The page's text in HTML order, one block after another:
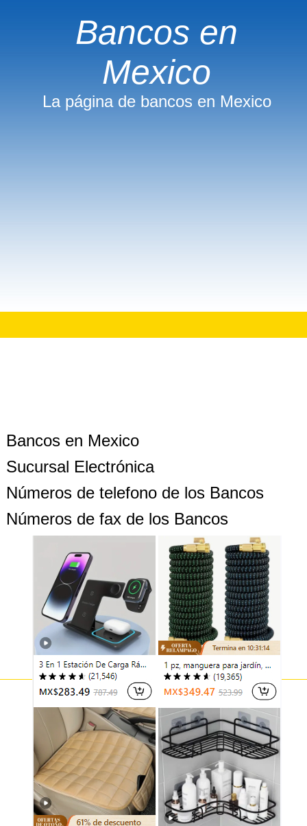
Bancos en
Mexico
La página de bancos en Mexico
Bancos en Mexico
Sucursal Electrónica
Números de telefono de los Bancos
Números de fax de los Bancos